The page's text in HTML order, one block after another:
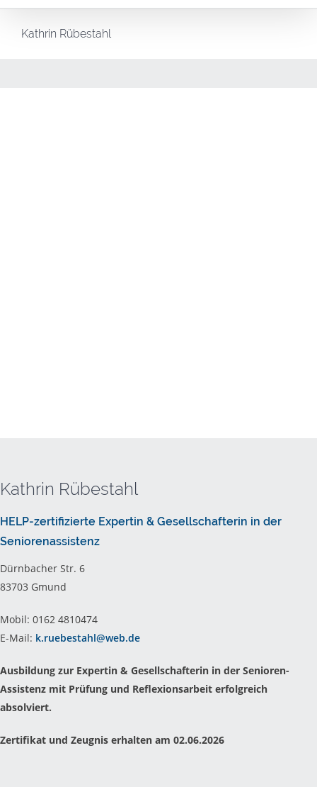
Kathrin Rübestahl
Kathrin Rübestahl
HELP-zertifizierte Expertin & Gesellschafterin in der
Seniorenassistenz
Dürnbacher Str. 6
83703 Gmund
Mobil: 0162 4810474
E-Mail: k.ruebestahl@web.de
Ausbildung zur Expertin & Gesellschafterin in der Senioren-
Assistenz mit Prüfung und Reflexionsarbeit erfolgreich
absolviert.
Zertifikat und Zeugnis erhalten am 02.06.2026